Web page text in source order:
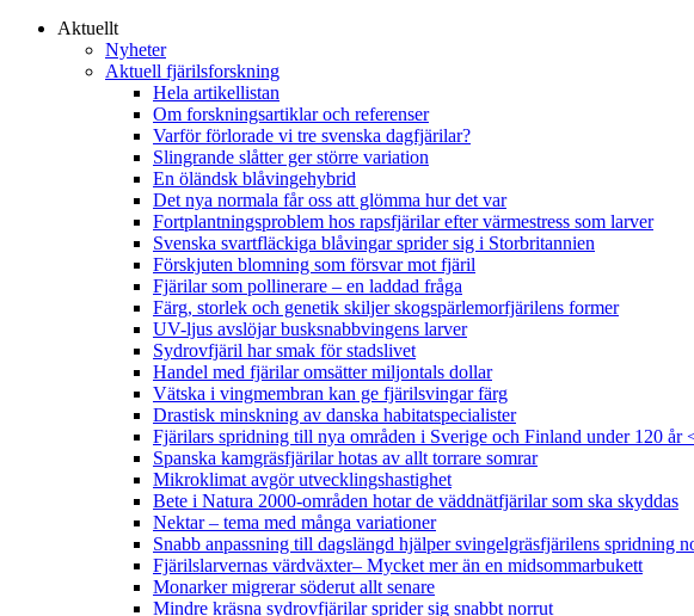
Aktuellt
Nyheter
Aktuell fjärilsforskning
Hela artikellistan
Om forskningsartiklar och referenser
Varför förlorade vi tre svenska dagfjärilar?
Slingrande slåtter ger större variation
En öländsk blåvingehybrid
Det nya normala får oss att glömma hur det var
Fortplantningsproblem hos rapsfjärilar efter värmestress som larver
Svenska svartfläckiga blåvingar sprider sig i Storbritannien
Förskjuten blomning som försvar mot fjäril
Fjärilar som pollinerare – en laddad fråga
Färg, storlek och genetik skiljer skogspärlemorfjärilens former
UV-ljus avslöjar busksnabbvingens larver
Sydrovfjäril har smak för stadslivet
Handel med fjärilar omsätter miljontals dollar
Vätska i vingmembran kan ge fjärilsvingar färg
Drastisk minskning av danska habitatspecialister
Fjärilars spridning till nya områden i Sverige och Finland under 120 år
Spanska kamgräsfjärilar hotas av allt torrare somrar
Mikroklimat avgör utvecklingshastighet
Bete i Natura 2000-områden hotar de väddnätfjärilar som ska skyddas
Nektar – tema med många variationer
Snabb anpassning till dagslängd hjälper svingelgräsfjärilens spridning
Fjärilslarvernas värdväxter– Mycket mer än en midsommarbukett
Monarker migrerar söderut allt senare
Mindre kräsna sydrovfjärilar sprider sig snabbt norrut